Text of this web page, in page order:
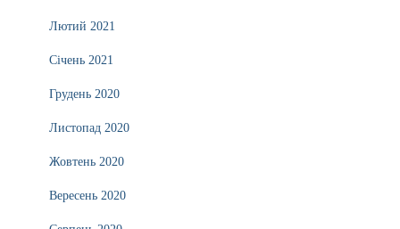
Лютий 2021
Січень 2021
Грудень 2020
Листопад 2020
Жовтень 2020
Вересень 2020